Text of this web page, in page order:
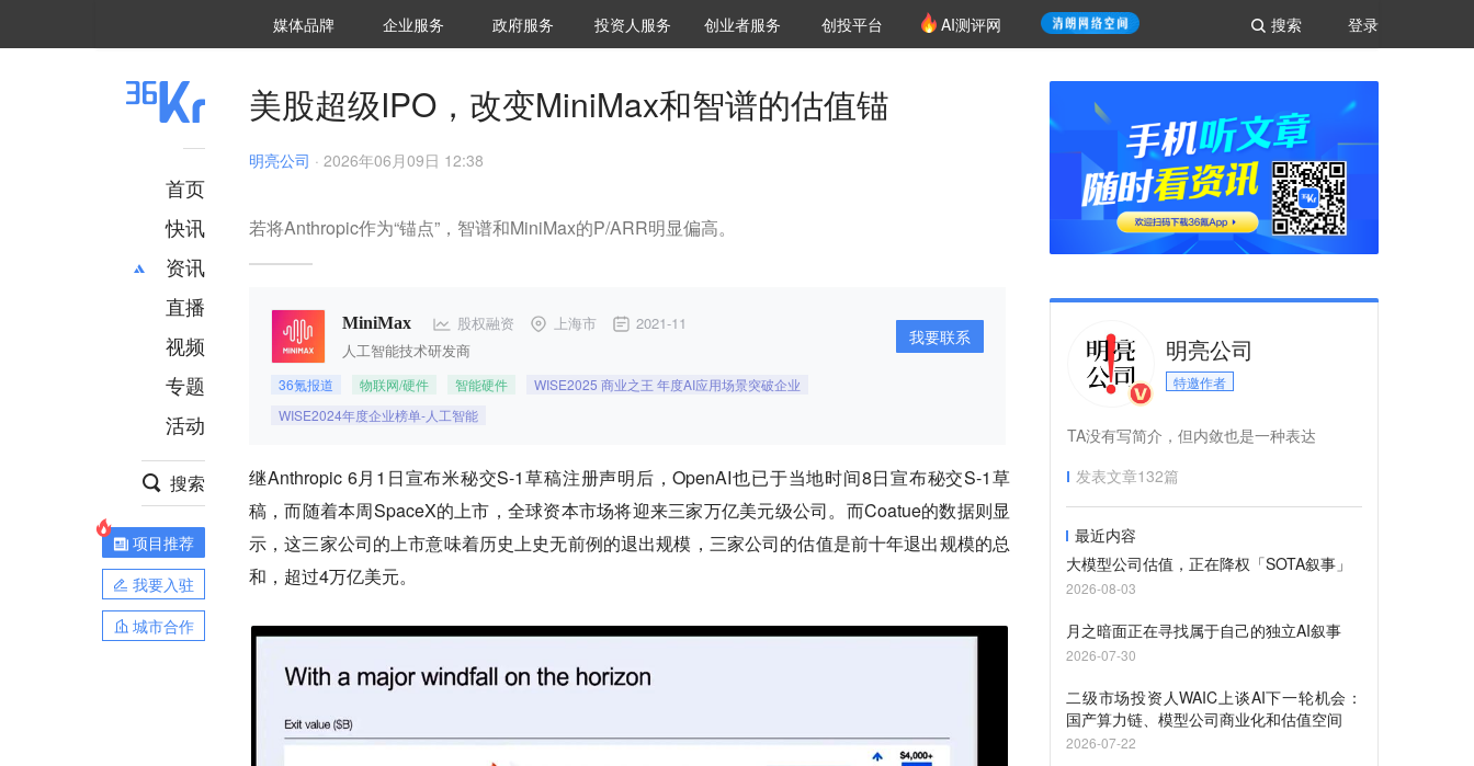
登录
搜索
媒体品牌 36Kr研究院
企业服务 城市之窗
政府服务 VClub投资机构库
投资机构职位推介
投资人服务 创投氪堂
创业者服务 创投平台 AI测评网
首页
快讯
资讯
推荐
财经
项目推荐
安徽
直播
视频
专题
活动
搜索
项目推荐
我要入驻
城市合作
美股超级IPO，改变MiniMax和智谱的估值锚
明亮公司 · 2026年06月09日 12:38
若将Anthropic作为“锚点”，智谱和MiniMax的P/ARR明显偏高。
MiniMax 股权融资 上海市 2021-11
人工智能技术研发商
36氪报道 物联网/硬件 智能硬件
WISE2025 商业之王 年度AI应用场景突破企业
WISE2024年度企业榜单-人工智能
我要联系
继Anthropic 6月1日宣布米秘交S-1草稿注册声明后，OpenAI也已于当地时间8日宣布秘交S-1草
稿，而随着本周SpaceX的上市，全球资本市场将迎来三家万亿美元级公司。而Coatue的数据则显
示，这三家公司的上市意味着历史上史无前例的退出规模，三家公司的估值是前十年退出规模的总
和，超过4万亿美元。
明亮公司
特邀作者
TA没有写简介，但内敛也是一种表达
发表文章132篇
最近内容
大模型公司估值，正在降权「SOTA叙事」
2026-08-03
月之暗面正在寻找属于自己的独立AI叙事
2026-07-30
二级市场投资人WAIC上谈AI下一轮机会：
国产算力链、模型公司商业化和估值空间
2026-07-22